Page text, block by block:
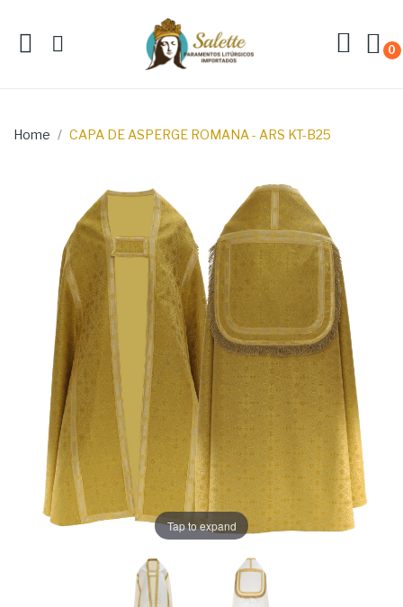
0
Home CAPA DE ASPERGE ROMANA - ARS KT-B25
Tap to expand